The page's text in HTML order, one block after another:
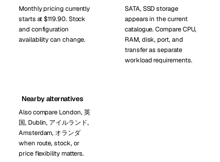
Monthly pricing currently
starts at $119.90. Stock
and configuration
availability can change.
SATA, SSD storage
appears in the current
catalogue. Compare CPU,
RAM, disk, port, and
transfer as separate
workload requirements.
Nearby alternatives
Also compare London, 英
国, Dublin, アイルランド,
Amsterdam, オランダ
when route, stock, or
price flexibility matters.